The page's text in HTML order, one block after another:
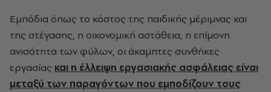
Εμπόδια όπως το κόστος της παιδικής μέριμνας και
της στέγασης, η οικονομική αστάθεια, η επίμονη
ανισότητα των φύλων, οι άκαμπτες συνθήκες
εργασίας και η έλλειψη εργασιακής ασφάλειας είναι
μεταξύ των παραγόντων που εμποδίζουν τους